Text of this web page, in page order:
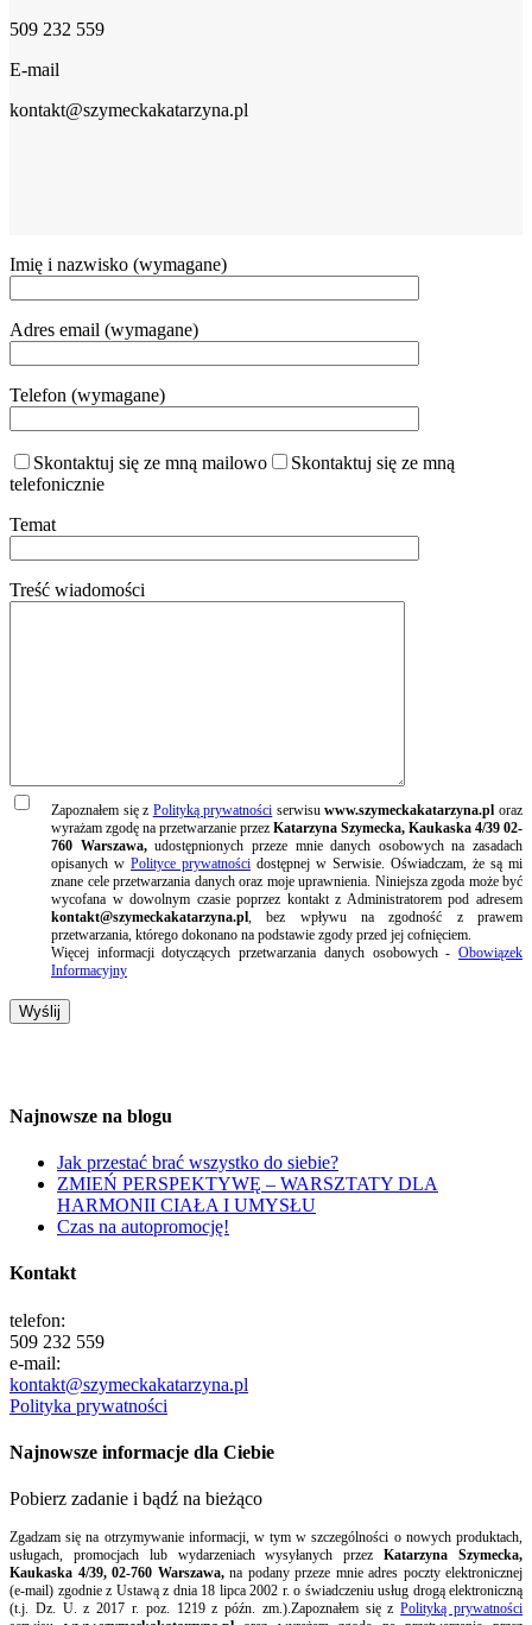
509 232 559
E-mail
kontakt@szymeckakatarzyna.pl
Imię i nazwisko (wymagane)
Adres email (wymagane)
Telefon (wymagane)
Skontaktuj się ze mną mailowo
Skontaktuj się ze mną
telefonicznie
Temat
Treść wiadomości
Zapoznałem się z Polityką prywatności serwisuwww.szymeckakatarzyna.pl oraz
wyrażam zgodę na przetwarzanie przez Katarzyna Szymecka, Kaukaska 4/39 02-
760 Warszawa,udostępnionych przeze mnie danych osobowych na zasadach
opisanych w Polityce prywatności dostępnej w Serwisie. Oświadczam, że są mi
znane cele przetwarzania danych oraz moje uprawnienia. Niniejsza zgoda może być
wycofana w dowolnym czasie poprzez kontakt z Administratorem pod adresem
kontakt@szymeckakatarzyna.pl , bez wpływu na zgodność z prawem
przetwarzania, którego dokonano na podstawie zgody przed jej cofnięciem.
Więcej informacji dotyczących przetwarzania danych osobowych - Obowiązek
Informacyjny
Najnowsze na blogu
Jak przestać brać wszystko do siebie?
ZMIEŃ PERSPEKTYWĘ – WARSZTATY DLA
HARMONII CIAŁA I UMYSŁU
Czas na autopromocję!
Kontakt
telefon:
509 232 559
e-mail:
kontakt@szymeckakatarzyna.pl
Polityka prywatności
Najnowsze informacje dla Ciebie
Pobierz zadanie i bądź na bieżąco
Zgadzam się na otrzymywanie informacji, w tym w szczególności o nowych produktach,
usługach, promocjach lub wydarzeniach wysyłanych przezKatarzyna Szymecka,
Kaukaska 4/39, 02-760 Warszawa, na podany przeze mnie adres poczty elektronicznej
(e-mail) zgodnie z Ustawą z dnia 18 lipca 2002 r. o świadczeniu usług drogą elektroniczną
(t.j. Dz. U. z 2017 r. poz. 1219 z późn. zm.).Zapoznałem się zPolityką prywatności